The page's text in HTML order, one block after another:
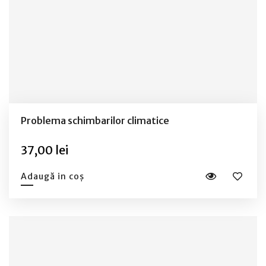
Problema schimbarilor climatice
37,00 lei
Adaugă in coș